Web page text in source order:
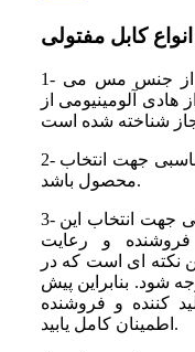
کابل مفتولی
1- بهترین هادی در کابل های مفتولی از جنس مس می
هادی آلومینیومی از
2- وزن کابل مفتولی نمی تواند معیار مناسبی جهت انتخاب
محصول باشد.
3- قیمت کابل مفتولی نیز معیار مطمئنی جهت انتخاب این
و رعایت
نکته ای است که در
شود. بنابراین پیش
کننده و فروشنده
اطمینان کامل یابید.